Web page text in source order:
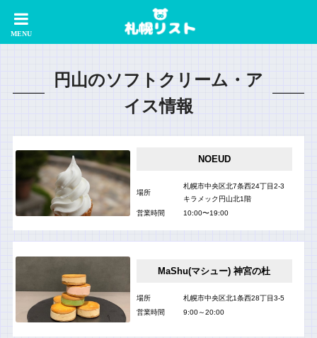
円山のソフトクリーム・ア
イス情報
NOEUD
場所
札幌市中央区北7条西24丁目2-3
キラメック円山北1階
営業時間
10:00〜19:00
MaShu(マシュー) 神宮の杜
場所
札幌市中央区北1条西28丁目3-5
営業時間
9:00～20:00